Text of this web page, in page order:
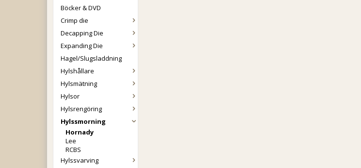
Böcker & DVD
Crimp die
Decapping Die
Expanding Die
Hagel/Slugsladdning
Hylshållare
Hylsmätning
Hylsor
Hylsrengöring
Hylssmorning
Hornady
Lee
RCBS
Hylssvarving